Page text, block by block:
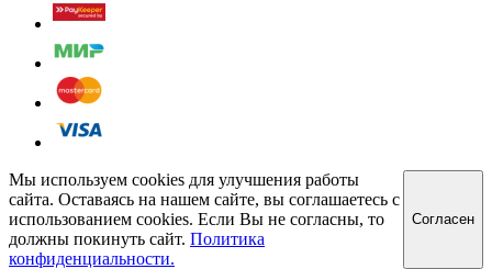
Мы используем cookies для улучшения работы
сайта. Оставаясь на нашем сайте, вы соглашаетесь с
использованием cookies. Если Вы не согласны, то
должны покинуть сайт. Политика
конфиденциальности.
Cогласен